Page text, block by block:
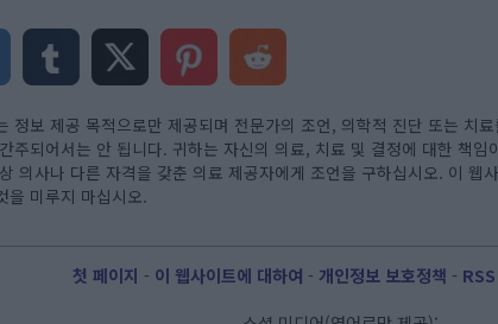
정보 제공 목적으로만 제공되며 전문가의 조언, 의학적 진단 또는 치
주되어서는 안 됩니다. 귀하는 자신의 의료, 치료 및 결정에 대한 책
의사나 다른 자격을 갖춘 의료 제공자에게 조언을 구하십시오. 이 웹
을 미루지 마십시오.
첫 페이지 - 이 웹사이트에 대하여 - 개인정보 보호정책 -